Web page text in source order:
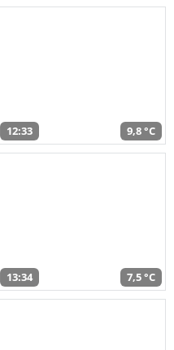
12:33 9,8 °C
13:34 7,5 °C